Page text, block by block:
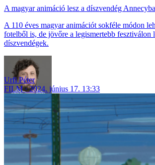
A magyar animáció lesz a díszvendég
A 110 éves magyar animációt sokféle módon
fotelből is, de jövőre a legismertebb fesztiválon
díszvendégek.
Urfi Péter
FILM
2024. június 17. 13:33